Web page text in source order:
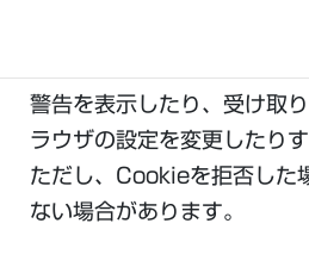
警告を表示したり、受け取
ラウザの設定を変更したり
ただし、Cookieを拒否した
ない場合があります。